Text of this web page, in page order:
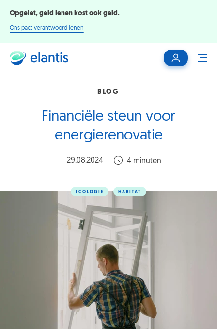
Opgelet, geld lenen kost ook geld.
Ons pact verantwoord lenen
Mijn
klantenzone
BLOG
Financiële steun voor
energierenovatie
29.08.2024 4 minuten
ECOLOGIE HABITAT